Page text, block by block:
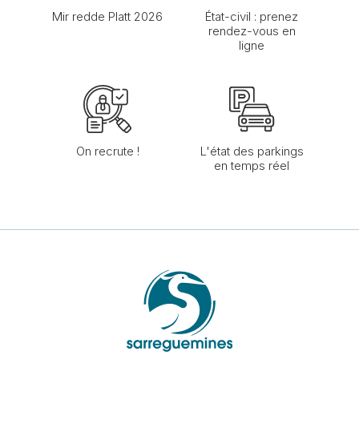
Mir redde Platt 2026
État-civil : prenez
rendez-vous en
ligne
On recrute !
L'état des parkings
en temps réel